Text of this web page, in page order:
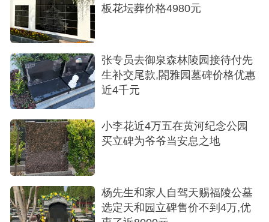
板花坛葬价格4980元
张专员去御泉森林陵园接待付先
生补交尾款,閤雅园墓碑价格优惠
近4千元
小李花近4万五在黄河纪念公园
买立碑为爷爷当安息之地
杨先生和家人自驾天赐福陵公墓
选定天和园立碑售价不到4万,优